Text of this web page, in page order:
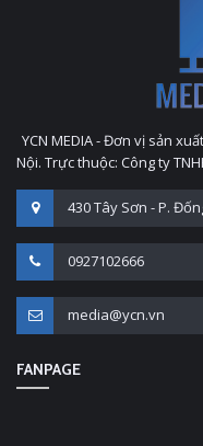
YCN MEDIA - Đơn vị sản
Nội. Trực thuộc: Công ty
430 Tây Sơn - P.
0927102666
media@ycn.vn
FANPAGE